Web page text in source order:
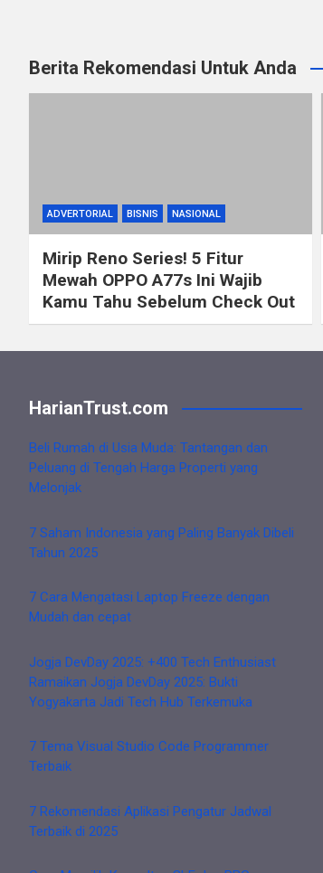
Berita Rekomendasi Untuk Anda
ADVERTORIAL BISNIS NASIONAL
Mirip Reno Series! 5 Fitur
Mewah OPPO A77s Ini Wajib
Kamu Tahu Sebelum Check Out
HarianTrust.com
Beli Rumah di Usia Muda: Tantangan dan
Peluang di Tengah Harga Properti yang
Melonjak
7 Saham Indonesia yang Paling Banyak Dibeli
Tahun 2025
7 Cara Mengatasi Laptop Freeze dengan
Mudah dan cepat
Jogja DevDay 2025: +400 Tech Enthusiast
Ramaikan Jogja DevDay 2025: Bukti
Yogyakarta Jadi Tech Hub Terkemuka
7 Tema Visual Studio Code Programmer
Terbaik
7 Rekomendasi Aplikasi Pengatur Jadwal
Terbaik di 2025